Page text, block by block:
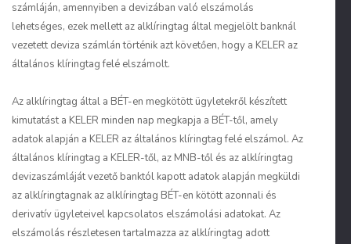
számláján, amennyiben a devizában való elszámolás
lehetséges, ezek mellett az alklíringtag által megjelölt banknál
vezetett deviza számlán történik azt követően, hogy a KELER az
általános klíringtag felé elszámolt.
Az alklíringtag által a BÉT-en megkötött ügyletekről készített
kimutatást a KELER minden nap megkapja a BÉT-től, amely
adatok alapján a KELER az általános klíringtag felé elszámol. Az
általános klíringtag a KELER-től, az MNB-től és az alklíringtag
devizaszámláját vezető banktól kapott adatok alapján megküldi
az alklíringtagnak az alklíringtag BÉT-en kötött azonnali és
derivatív ügyleteivel kapcsolatos elszámolási adatokat. Az
elszámolás részletesen tartalmazza az alklíringtag adott